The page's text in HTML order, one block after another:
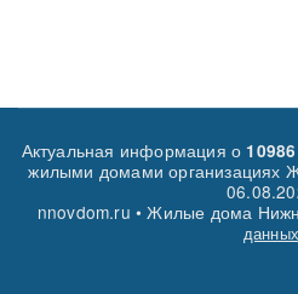
Актуальная информация о 10986
жилыми домами организациях
nnovdom.ru • Жилые дома
данных